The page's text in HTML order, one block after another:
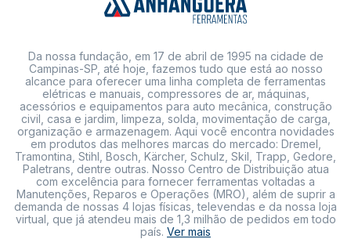
Da nossa fundação, em 17 de abril de 1995 na cidade de
Campinas-SP, até hoje, fazemos tudo que está ao nosso
alcance para oferecer uma linha completa de ferramentas
elétricas e manuais, compressores de ar, máquinas,
acessórios e equipamentos para auto mecânica, construção
civil, casa e jardim, limpeza, solda, movimentação de carga,
organização e armazenagem. Aqui você encontra novidades
em produtos das melhores marcas do mercado: Dremel,
Tramontina, Stihl, Bosch, Kärcher, Schulz, Skil, Trapp, Gedore,
Paletrans, dentre outras. Nosso Centro de Distribuição atua
com excelência para fornecer ferramentas voltadas a
Manutenções, Reparos e Operações (MRO), além de suprir a
demanda de nossas 4 lojas físicas, televendas e da nossa loja
virtual, que já atendeu mais de 1,3 milhão de pedidos em todo
país. Ver mais